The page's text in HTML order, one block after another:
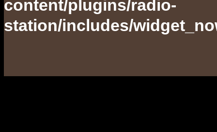
content/plugins/radio-
station/includes/